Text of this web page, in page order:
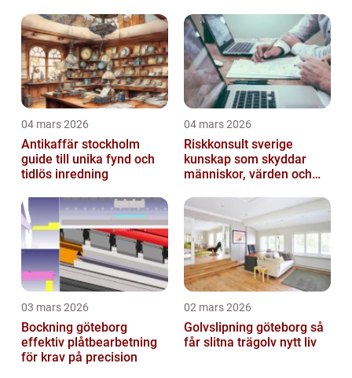
04 mars 2026
Antikaffär stockholm
guide till unika fynd och
tidlös inredning
04 mars 2026
Riskkonsult sverige
kunskap som skyddar
människor, värden och
03 mars 2026
Bockning göteborg
effektiv plåtbearbetning
för krav på precision
02 mars 2026
Golvslipning göteborg så
får slitna trägolv nytt liv